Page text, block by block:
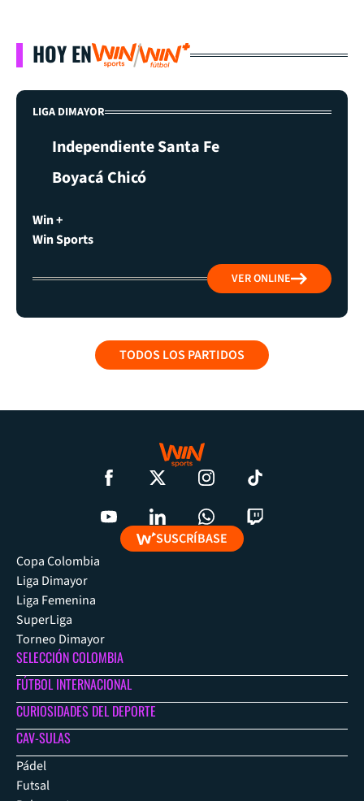
HOY EN
LIGA DIMAYOR
Independiente Santa Fe
Boyacá Chicó
Win +
Win Sports
VER ONLINE
TODOS LOS PARTIDOS
SUSCRÍBASE
Copa Colombia
Liga Dimayor
Liga Femenina
SuperLiga
Torneo Dimayor
SELECCIÓN COLOMBIA
FÚTBOL INTERNACIONAL
CURIOSIDADES DEL DEPORTE
CAV-SULAS
Pádel
Futsal